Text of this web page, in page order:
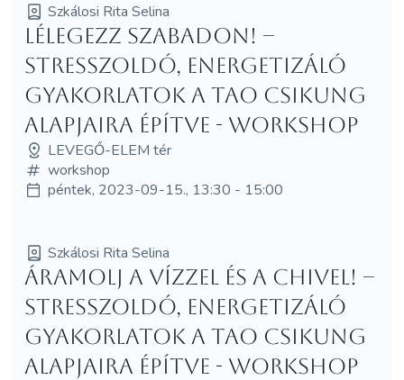
Szkálosi Rita Selina
Lélegezz szabadon! –
Stresszoldó, energetizáló
gyakorlatok a TAO Csikung
alapjaira építve - WORKSHOP
LEVEGŐ-ELEM tér
workshop
péntek, 2023-09-15., 13:30 - 15:00
Szkálosi Rita Selina
Áramolj a vízzel és a chivel! –
Stresszoldó, energetizáló
gyakorlatok a TAO Csikung
alapjaira építve - WORKSHOP